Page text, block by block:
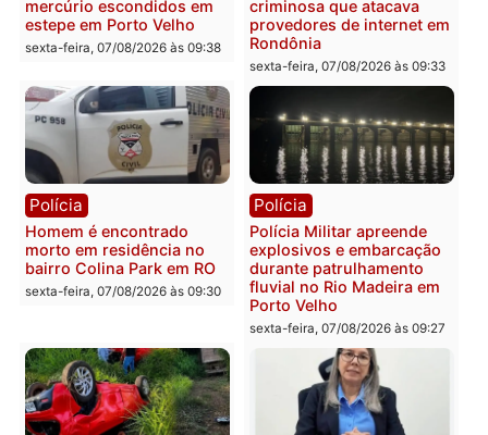
2 MILHÕES – Unnesa
apresenta documentos
que comprovam
na operação alvo da PF
sexta-feira, 07/08/2026 às 12:24
Polícia Federal apreende
400 quilos de drogas e
prende motorista em RO
sexta-feira, 07/08/2026 às
Polícia
Casal é preso pela PRF
estepe em Porto Velho
sexta-feira, 07/08/2026 às 09:38
Polícia
Polícia Civil deflagra
operação contra facção
criminosa que atacava
provedores de internet
Rondônia
sexta-feira, 07/08/2026 às